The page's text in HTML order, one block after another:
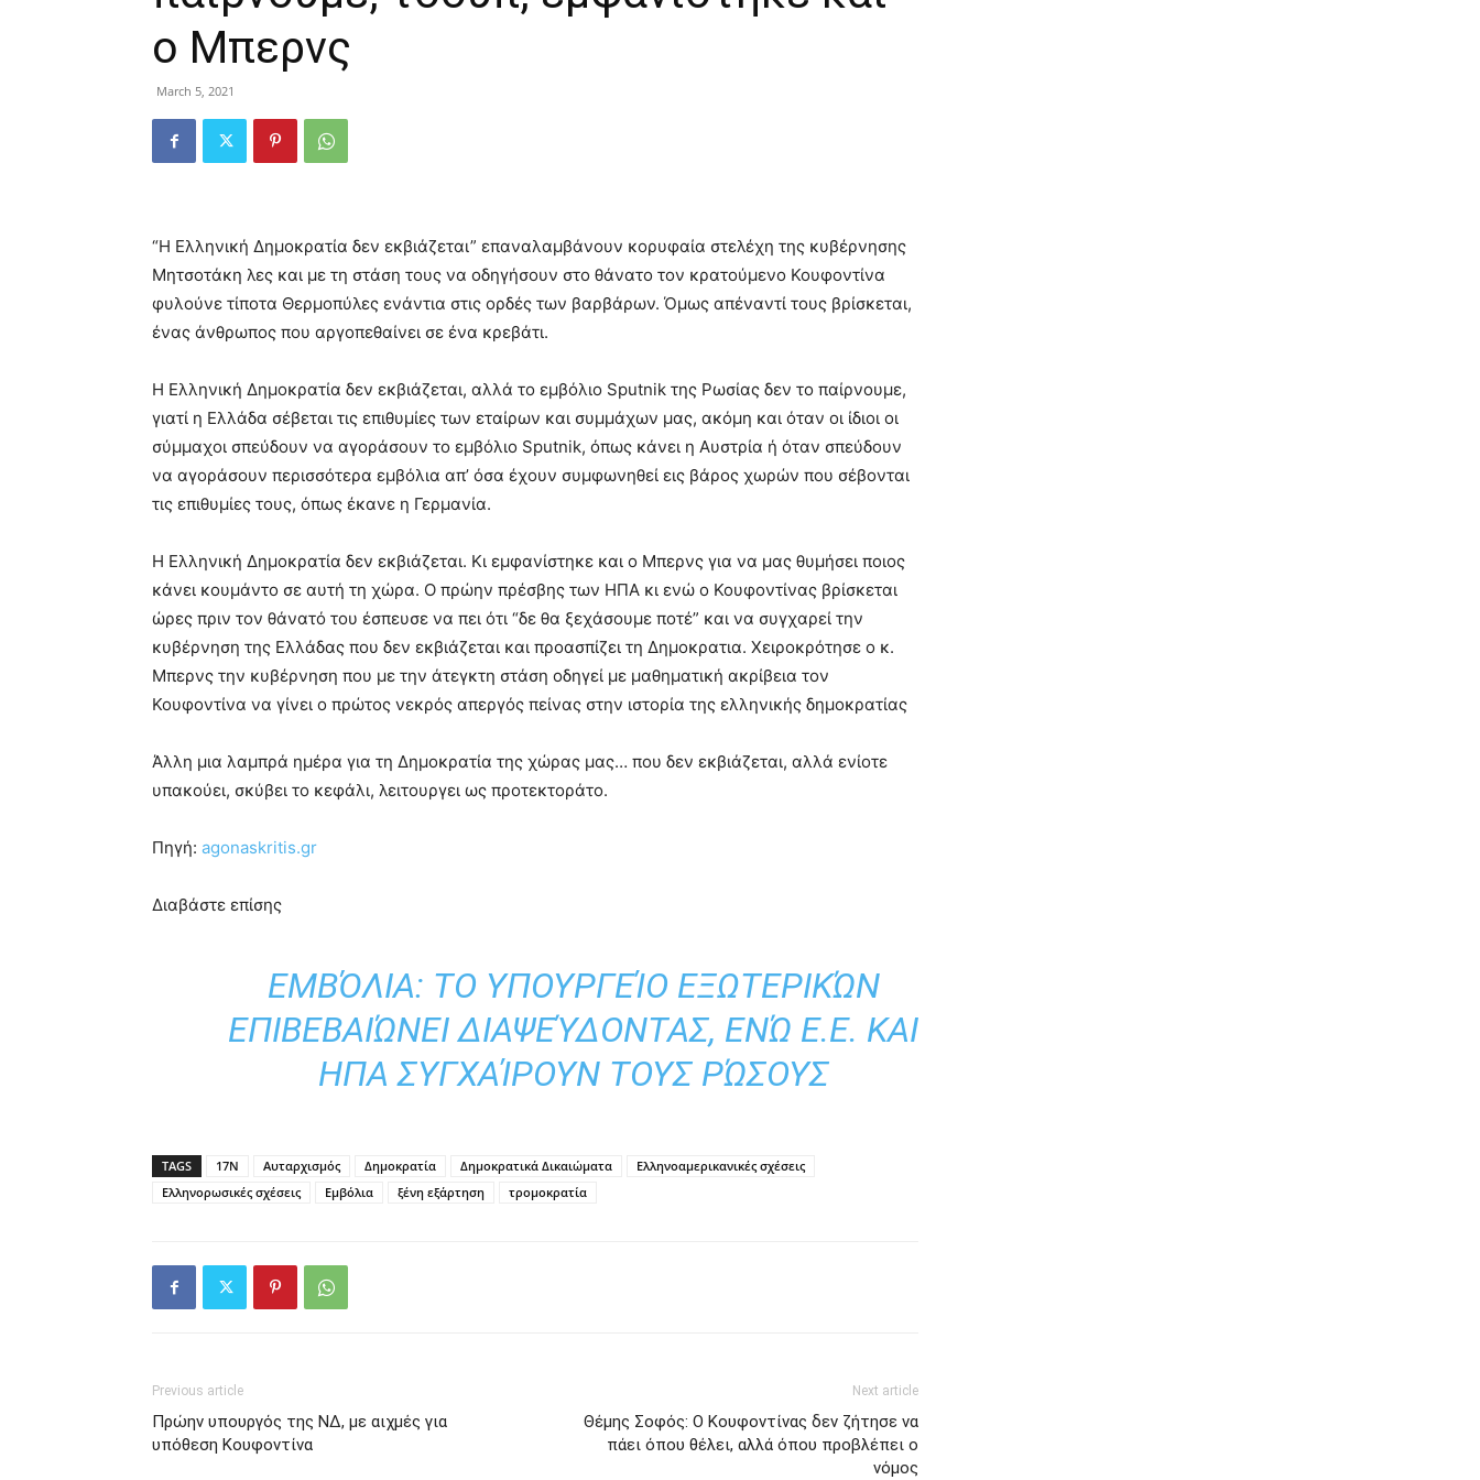
ο Μπερνς
March 5, 2021
“Η Ελληνική Δημοκρατία δεν εκβιάζεται” επαναλαμβάνουν κορυφαία στελέχη της κυβέρνησης
Μητσοτάκη λες και με τη στάση τους να οδηγήσουν στο θάνατο τον κρατούμενο Κουφοντίνα
φυλούνε τίποτα Θερμοπύλες ενάντια στις ορδές των βαρβάρων. Όμως απέναντί τους βρίσκεται,
ένας άνθρωπος που αργοπεθαίνει σε ένα κρεβάτι.
Η Ελληνική Δημοκρατία δεν εκβιάζεται, αλλά το εμβόλιο Sputnik της Ρωσίας δεν το παίρνουμε,
γιατί η Ελλάδα σέβεται τις επιθυμίες των εταίρων και συμμάχων μας, ακόμη και όταν οι ίδιοι οι
σύμμαχοι σπεύδουν να αγοράσουν το εμβόλιο Sputnik, όπως κάνει η Αυστρία ή όταν σπεύδουν
να αγοράσουν περισσότερα εμβόλια απ’ όσα έχουν συμφωνηθεί εις βάρος χωρών που σέβονται
τις επιθυμίες τους, όπως έκανε η Γερμανία.
Η Ελληνική Δημοκρατία δεν εκβιάζεται. Κι εμφανίστηκε και ο Μπερνς για να μας θυμήσει ποιος
κάνει κουμάντο σε αυτή τη χώρα. Ο πρώην πρέσβης των ΗΠΑ κι ενώ ο Κουφοντίνας βρίσκεται
ώρες πριν τον θάνατό του έσπευσε να πει ότι “δε θα ξεχάσουμε ποτέ” και να συγχαρεί την
κυβέρνηση της Ελλάδας που δεν εκβιάζεται και προασπίζει τη Δημοκρατια. Χειροκρότησε ο κ.
Μπερνς την κυβέρνηση που με την άτεγκτη στάση οδηγεί με μαθηματική ακρίβεια τον
Κουφοντίνα να γίνει ο πρώτος νεκρός απεργός πείνας στην ιστορία της ελληνικής δημοκρατίας
Άλλη μια λαμπρά ημέρα για τη Δημοκρατία της χώρας μας… που δεν εκβιάζεται, αλλά ενίοτε
υπακούει, σκύβει το κεφάλι, λειτουργει ως προτεκτοράτο.
Πηγή: agonaskritis.gr
Διαβάστε επίσης
ΕΜΒΌΛΙΑ: ΤΟ ΥΠΟΥΡΓΕΊΟ ΕΞΩΤΕΡΙΚΏΝ
ΕΠΙΒΕΒΑΙΏΝΕΙ ΔΙΑΨΕΎΔΟΝΤΑΣ, ΕΝΏ Ε.Ε. ΚΑΙ
ΗΠΑ ΣΥΓΧΑΊΡΟΥΝ ΤΟΥΣ ΡΏΣΟΥΣ
TAGS 17Ν Αυταρχισμός Δημοκρατία Δημοκρατικά Δικαιώματα
Ελληνοαμερικανικές σχέσεις
Ελληνορωσικές σχέσεις
Εμβόλια ξένη εξάρτηση τρομοκρατία
Previous article
Πρώην υπουργός της ΝΔ, με αιχμές για
υπόθεση Κουφοντίνα
Next article
Θέμης Σοφός: Ο Κουφοντίνας δεν ζήτησε να
πάει όπου θέλει, αλλά όπου προβλέπει ο
νόμος